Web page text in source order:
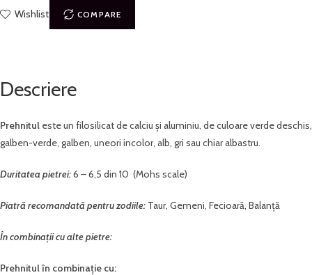
Wishlist COMPARE
Descriere
Prehnitul este un filosilicat de calciu și aluminiu, de culoare verde deschis,
galben-verde, galben, uneori incolor, alb, gri sau chiar albastru.
Duritatea pietrei:6 – 6,5 din 10 (Mohs scale)
Piatră recomandată pentru zodiile: Taur, Gemeni, Fecioară, Balanță
În combinații cu alte pietre:
Prehnitul în combinație cu: